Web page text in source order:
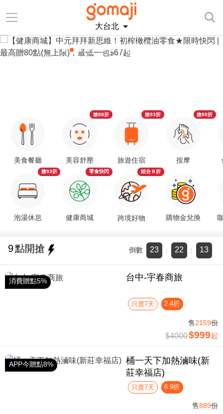
大台北
美食餐廳
泡湯休息
搶93折
美容舒壓
搶88折
健康商城
零食快閃
旅遊住宿
搶93折
跨境好物
組合８折
按摩
搶88折
購物金兌換
9點開搶 倒數 23 : 22 : 12
消費贈點5% 台中-宇春商旅
只賣7天 2.4折
售2159份
$4000$999 起
APP今贈點8%
桶一天下加熱滷味(新
莊幸福店)
只賣7天 6.9折
售889份